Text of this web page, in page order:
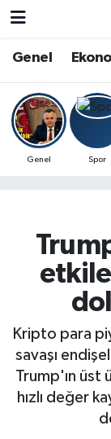
Genel
Genel Spor
Kripto para
savaşı
Trump'ın üst
hızlı değer